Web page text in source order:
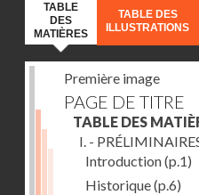
TABLE
DES
MATIÈRES
TABLE DES
ILLUSTRATIONS
Première image
PAGE DE TITRE
TABLE DES
I. -
Introduction(p.1)
Historique(p.6)